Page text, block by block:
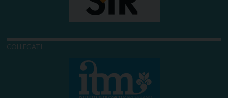
COLLEGATI